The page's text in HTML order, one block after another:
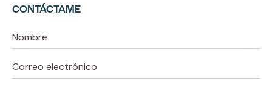
CONTÁCTAME